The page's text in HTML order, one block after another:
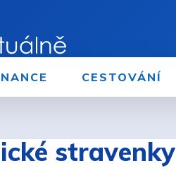
CESTOVÁNÍ
stravenky